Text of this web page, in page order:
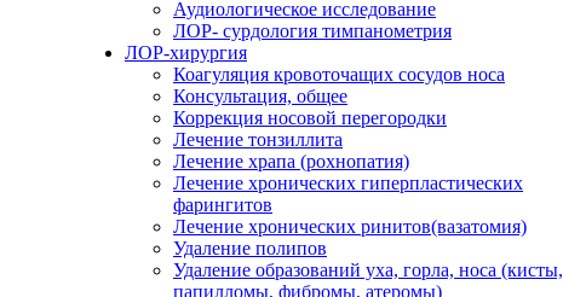
Аудиологическое исследование
ЛОР- сурдология тимпанометрия
ЛОР-хирургия
Коагуляция кровоточащих сосудов носа
Консультация, общее
Коррекция носовой перегородки
Лечение тонзиллита
Лечение храпа (рохнопатия)
Лечение хронических гиперпластических
фарингитов
Лечение хронических ринитов(вазатомия)
Удаление полипов
Удаление образований уха, горла, носа (кисты,
папилломы, фибромы, атеромы)